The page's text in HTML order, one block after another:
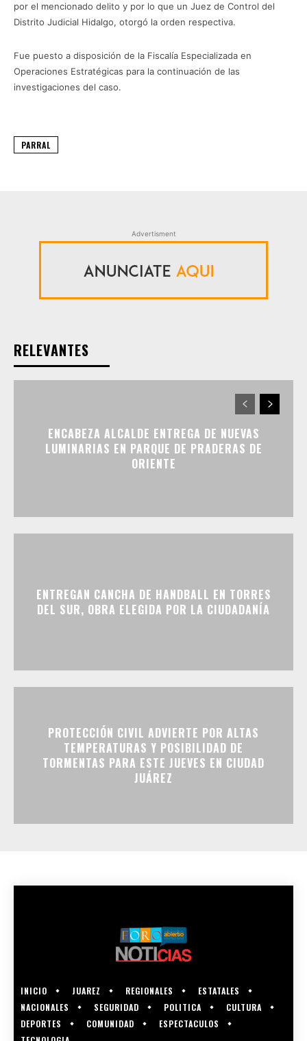
por el mencionado delito y por lo que un Juez de Control del
Distrito Judicial Hidalgo, otorgó la orden respectiva.
Fue puesto a disposición de la Fiscalía Especializada en
Operaciones Estratégicas para la continuación de las
investigaciones del caso.
PARRAL
Advertisment
RELEVANTES
ENCABEZA ALCALDE ENTREGA DE NUEVAS
LUMINARIAS EN PARQUE DE PRADERAS DE
ORIENTE
ENTREGAN CANCHA DE HANDBALL EN TORRES
DEL SUR, OBRA ELEGIDA POR LA CIUDADANÍA
PROTECCIÓN CIVIL ADVIERTE POR ALTAS
TEMPERATURAS Y POSIBILIDAD DE
TORMENTAS PARA ESTE JUEVES EN CIUDAD
JUÁREZ
INICIO JUAREZ REGIONALES
ESTATALES
NACIONALES
SEGURIDAD POLITICA
CULTURA
DEPORTES
COMUNIDAD
ESPECTACULOS